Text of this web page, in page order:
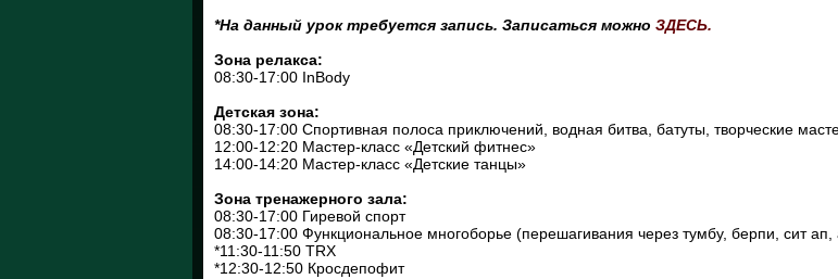
*На данный урок требуется запись. Записаться можно ЗДЕСЬ.
Зона релакса:
08:30-17:00 InBody
Детская зона:
08:30-17:00 Спортивная полоса приключений, водная битва, батуты, творческие
12:00-12:20 Мастер-класс «Детский фитнес»
14:00-14:20 Мастер-класс «Детские танцы»
Зона тренажерного зала:
08:30-17:00 Гиревой спорт
08:30-17:00 Функциональное многоборье (перешагивания через тумбу, берпи, сит ап,
*11:30-11:50 TRX
*12:30-12:50 Кросдепофит